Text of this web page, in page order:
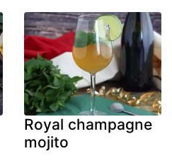
Royal champagne
mojito